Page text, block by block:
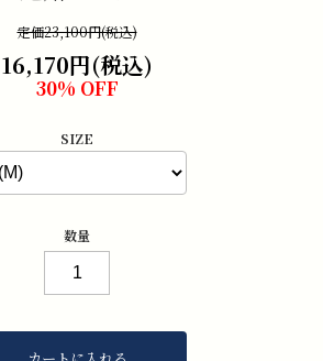
定価23,100円(税込)
16,170円(税込)
30% OFF
SIZE
数量